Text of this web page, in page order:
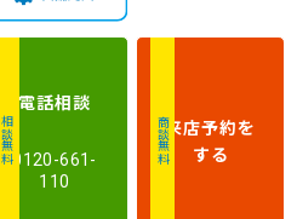
新しい順
少ない順
相談無料
電話相談
0120-661-
110
商談無料来店予約を
する